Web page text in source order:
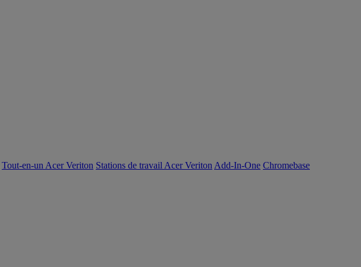
Tout-en-un Acer Veriton Stations de travail Acer Veriton Add-In-One Chromebase